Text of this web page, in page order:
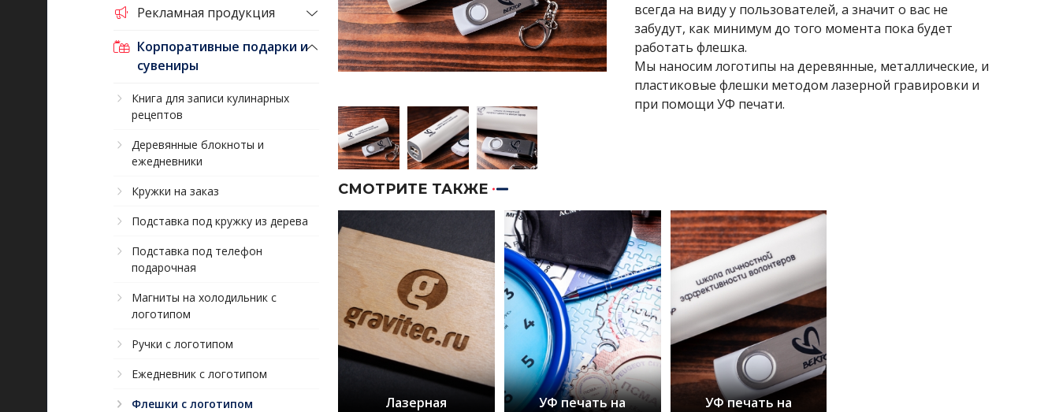
Рекламная продукция
Корпоративные подарки и
сувениры
Книга для записи кулинарных
рецептов
Деревянные блокноты и
ежедневники
Кружки на заказ
Подставка под кружку из дерева
Подставка под телефон
подарочная
Магниты на холодильник с
логотипом
Ручки с логотипом
Ежедневник с логотипом
Флешки с логотипом
всегда на виду у пользователей, а значит о вас не
забудут, как минимум до того момента пока будет
работать флешка.
Мы наносим логотипы на деревянные, металлические, и
пластиковые флешки методом лазерной гравировки и
при помощи УФ печати.
СМОТРИТЕ ТАКЖЕ
Лазерная
УФ печать на
УФ печать на